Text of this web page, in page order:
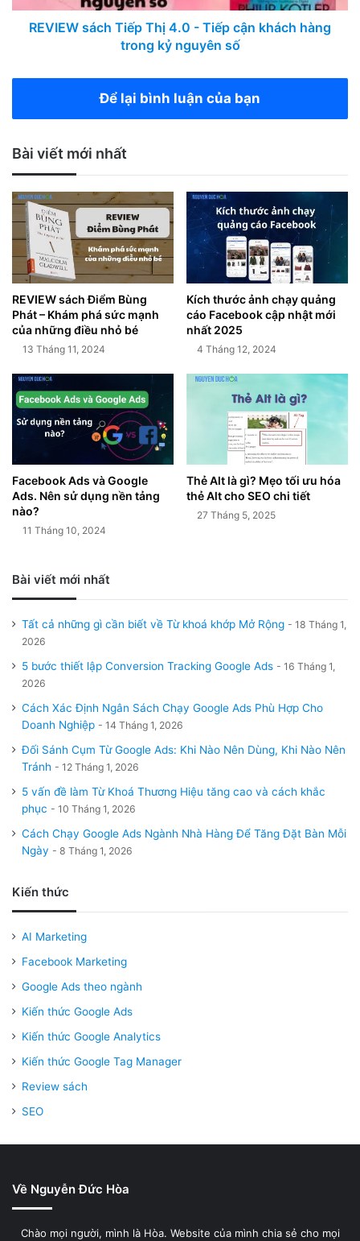
REVIEW sách Tiếp Thị 4.0 - Tiếp cận khách hàng
trong kỷ nguyên số
Để lại bình luận của bạn
Bài viết mới nhất
REVIEW sách Điểm Bùng
Phát – Khám phá sức mạnh
của những điều nhỏ bé
13 Tháng 11, 2024
Kích thước ảnh chạy quảng
cáo Facebook cập nhật mới
nhất 2025
4 Tháng 12, 2024
Facebook Ads và Google
Ads. Nên sử dụng nền tảng
nào?
11 Tháng 10, 2024
Thẻ Alt là gì? Mẹo tối ưu hóa
thẻ Alt cho SEO chi tiết
27 Tháng 5, 2025
Bài viết mới nhất
Tất cả những gì cần biết về Từ khoá khớp Mở Rộng
18 Tháng 1,
2026
5 bước thiết lập Conversion Tracking Google Ads
16 Tháng 1,
2026
Cách Xác Định Ngân Sách Chạy Google Ads Phù Hợp Cho
Doanh Nghiệp
14 Tháng 1, 2026
Đối Sánh Cụm Từ Google Ads: Khi Nào Nên Dùng, Khi Nào Nên
Tránh
12 Tháng 1, 2026
5 vấn đề làm Từ Khoá Thương Hiệu tăng cao và cách khắc
phục
10 Tháng 1, 2026
Cách Chạy Google Ads Ngành Nhà Hàng Để Tăng Đặt Bàn Mỗi
Ngày
8 Tháng 1, 2026
Kiến thức
AI Marketing
Facebook Marketing
Google Ads theo ngành
Kiến thức Google Ads
Kiến thức Google Analytics
Kiến thức Google Tag Manager
Review sách
SEO
Về Nguyễn Đức Hòa
Chào mọi người, mình là Hòa. Website của mình chia sẻ cho mọi